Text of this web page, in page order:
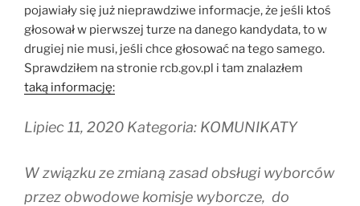
pojawiały się już nieprawdziwe informacje, że jeśli ktoś
głosował w pierwszej turze na danego kandydata, to w
drugiej nie musi, jeśli chce głosować na tego samego.
Sprawdziłem na stronie rcb.gov.pl i tam znalazłem
taką informację:
Lipiec 11, 2020 Kategoria: KOMUNIKATY
W związku ze zmianą zasad obsługi wyborców
przez obwodowe komisje wyborcze, do